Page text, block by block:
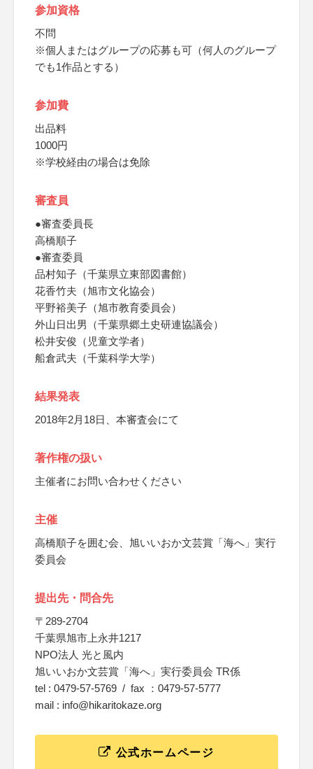
参加資格
不問
※個人またはグループの応募も可（何人のグループ
でも1作品とする）
参加費
出品料
1000円
※学校経由の場合は免除
審査員
●審査委員長
高橋順子
●審査委員
品村知子（千葉県立東部図書館）
花香竹夫（旭市文化協会）
平野裕美子（旭市教育委員会）
外山日出男（千葉県郷土史研連協議会）
松井安俊（児童文学者）
船倉武夫（千葉科学大学）
結果発表
2018年2月18日、本審査会にて
著作権の扱い
主催者にお問い合わせください
主催
高橋順子を囲む会、旭いいおか文芸賞「海へ」実行
委員会
提出先・問合先
〒289-2704
千葉県旭市上永井1217
NPO法人 光と風内
旭いいおか文芸賞「海へ」実行委員会 TR係
tel : 0479-57-5769 / fax ：0479-57-5777
mail : info@hikaritokaze.org
公式ホームページ